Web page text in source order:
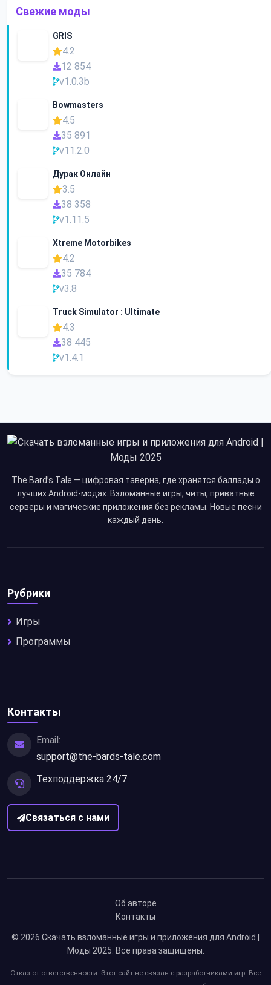
Свежие моды
GRIS
4.2
12 854
v1.0.3b
Bowmasters
4.5
35 891
v11.2.0
Дурак Онлайн
3.5
38 358
v1.11.5
Xtreme Motorbikes
4.2
35 784
v3.8
Truck Simulator : Ultimate
4.3
38 445
v1.4.1
The Bard’s Tale — цифровая таверна, где хранятся баллады о
лучших Android-модах. Взломанные игры, читы, приватные
серверы и магические приложения без рекламы. Новые песни
каждый день.
Рубрики
Игры
Программы
Контакты
Email:
support@the-bards-tale.com
Техподдержка 24/7
Связаться с нами
Об авторе
Контакты
© 2026 Скачать взломанные игры и приложения для Android |
Моды 2025. Все права защищены.
Отказ от ответственности: Этот сайт не связан с разработчиками игр. Все